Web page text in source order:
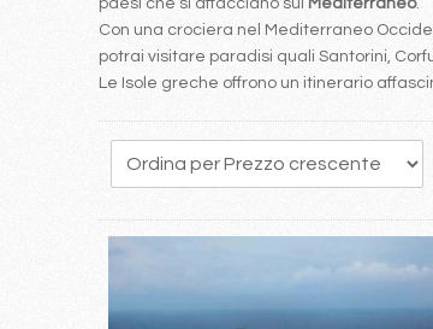
paesi che si affacciano sul
Mediterraneo.
Con una crociera nel Mediterraneo
potrai visitare paradisi quali Santorini,
Le Isole greche offrono un itinerario
46 47 48 49